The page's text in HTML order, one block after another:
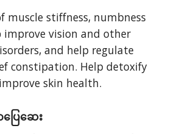
muscle stiffness, numbness
improve vision and other
and help regulate
constipation. Help detoxify
skin health.
ပြေဆေး